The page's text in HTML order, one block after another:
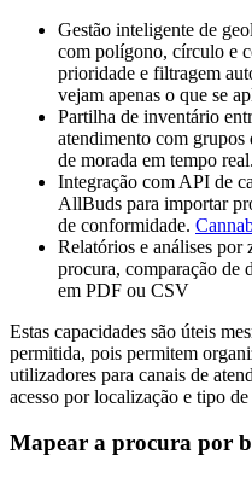
Gestão inteligente de
com polígono, círculo e
prioridade e filtragem
vejam apenas o que se
Partilha de inventário
atendimento com
de morada em tempo real.
Integração com API de
AllBuds para importar
de conformidade.
Relatórios e análises por
procura, comparação de
em PDF ou CSV
Estas capacidades são úteis
permitida, pois permitem
utilizadores para canais de
acesso por localização e tipo
Mapear a procura por